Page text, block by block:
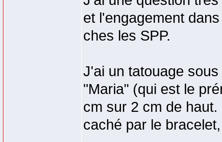
et l'engagement
ches les SPP.
J'ai un tatouage
"Maria" (qui est le
cm sur 2 cm de
caché par le